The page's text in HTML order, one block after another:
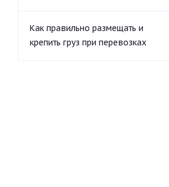
Как правильно размещать и
крепить груз при перевозках